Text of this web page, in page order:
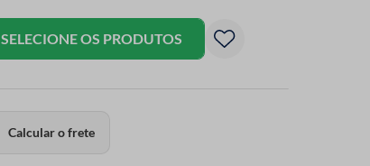
SELECIONE OS PRODUTOS
Calcular o frete